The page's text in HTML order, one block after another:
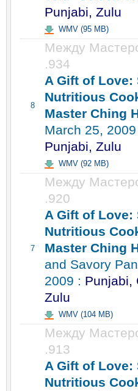
Punjabi, Zulu
WMV (95 MB)
8
Между
.934
A Gift of Love:
Nutritious
Master Ching
March 25, 2009
Punjabi, Zulu
WMV (92 MB)
7
Между
.920
A Gift of Love:
Nutritious
Master Ching
and Savory
2009 : Punjabi,
Zulu
WMV (104 MB)
Между
.913
A Gift of Love:
Nutritious